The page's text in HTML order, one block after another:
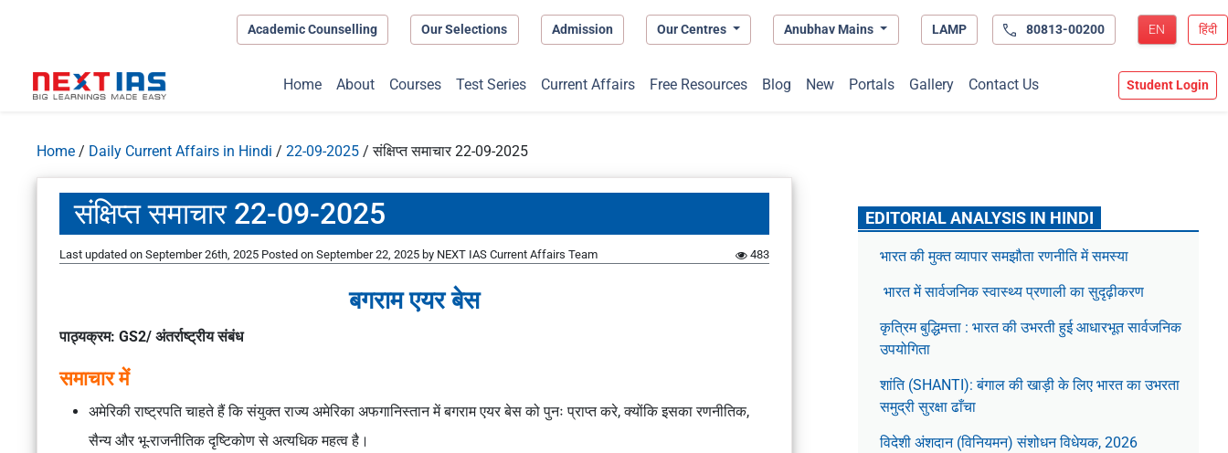
Academic Counselling Our Selections Admission Our Centres Anubhav Mains LAMP 80813-00200 EN हिंदी
Home About Courses Test Series Current Affairs Free Resources Blog New Portals Gallery Contact Us Student Login
Home / Daily Current Affairs in Hindi / 22-09-2025 /संक्षिप्त समाचार 22-09-2025
संक्षिप्त समाचार 22-09-2025
Last updated on September 26th, 2025 Posted on September 22, 2025 by NEXT IAS Current Affairs Team 483
बगराम एयर बेस
पाठ्यक्रम: GS2/ अंतर्राष्ट्रीय संबंध
समाचार में
अमेरिकी राष्ट्रपति चाहते हैं कि संयुक्त राज्य अमेरिका अफगानिस्तान में बगराम एयर बेस को पुनः प्राप्त करे, क्योंकि इसका रणनीतिक,
सैन्य और भू-राजनीतिक दृष्टिकोण से अत्यधिक महत्व है।
EDITORIAL ANALYSIS IN HINDI
भारत की मुक्त व्यापार समझौता रणनीति में समस्या
भारत में सार्वजनिक स्वास्थ्य प्रणाली का सुदृढ़ीकरण
कृत्रिम बुद्धिमत्ता : भारत की उभरती हुई आधारभूत सार्वजनिक
उपयोगिता
शांति (SHANTI): बंगाल की खाड़ी के लिए भारत का उभरता
समुद्री सुरक्षा ढाँचा
विदेशी अंशदान (विनियमन) संशोधन विधेयक, 2026